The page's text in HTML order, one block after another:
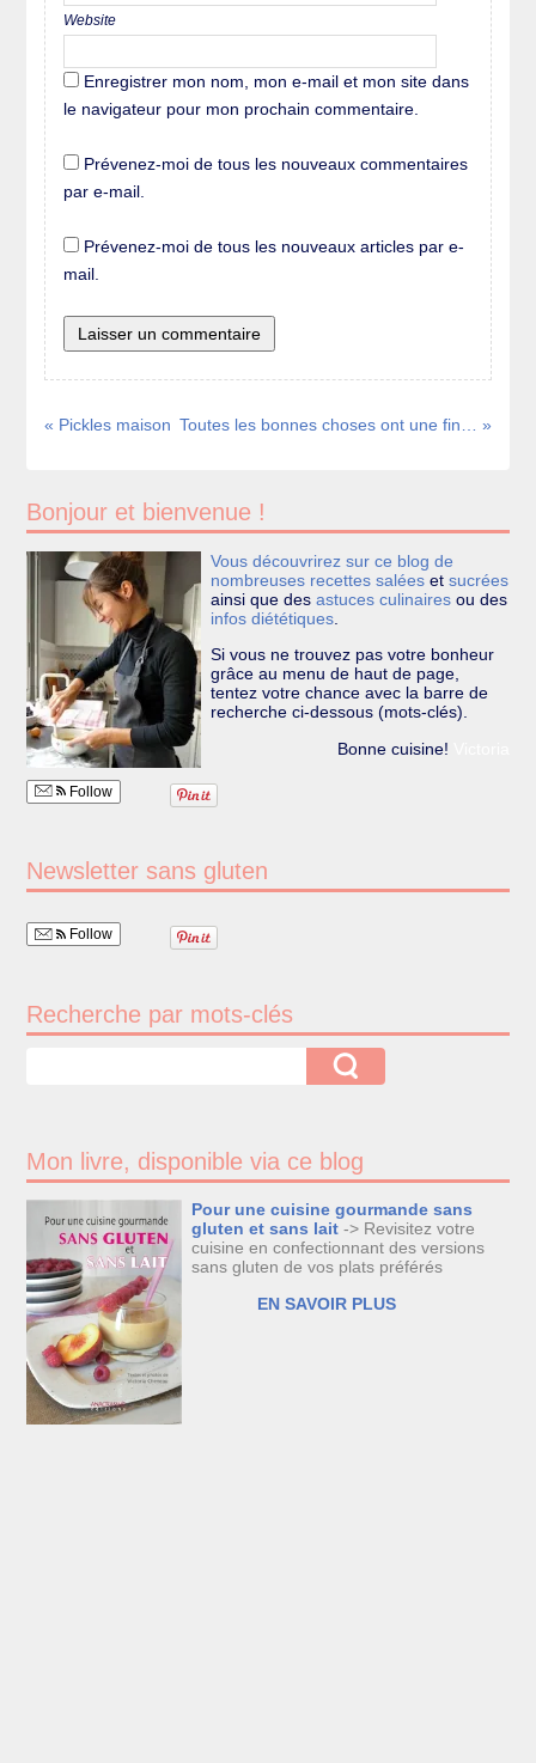
Website
Enregistrer mon nom, mon e-mail et mon site dans
le navigateur pour mon prochain commentaire.
Prévenez-moi de tous les nouveaux commentaires
par e-mail.
Prévenez-moi de tous les nouveaux articles par e-
mail.
« Pickles maison Toutes les bonnes choses ont une fin… »
Bonjour et bienvenue !
Vous découvrirez sur ce blog de
nombreuses recettes saléeset sucrées
ainsi que des astuces culinairesou des
infos diététiques.
Si vous ne trouvez pas votre bonheur
grâce au menu de haut de page,
tentez votre chance avec la barre de
recherche ci-dessous (mots-clés).
Bonne cuisine!
Follow
Newsletter sans gluten
Follow
Recherche par mots-clés
Mon livre, disponible via ce blog
Pour une cuisine gourmande sans
gluten et sans lait -> Revisitez votre
cuisine en confectionnant des versions
sans gluten de vos plats préférés
EN SAVOIR PLUS